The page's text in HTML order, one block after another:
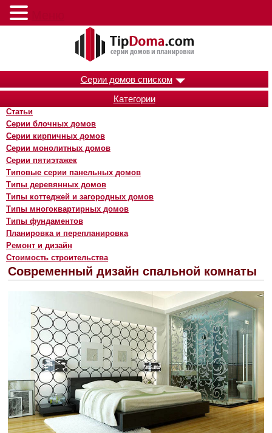
Серии домов списком
Категории
Статьи
Серии блочных домов
Серии кирпичных домов
Серии монолитных домов
Серии пятиэтажек
Типовые серии панельных домов
Типы деревянных домов
Типы коттеджей и загородных домов
Типы многоквартирных домов
Типы фундаментов
Планировка и перепланировка
Ремонт и дизайн
Стоимость строительства
Современный дизайн спальной комнаты